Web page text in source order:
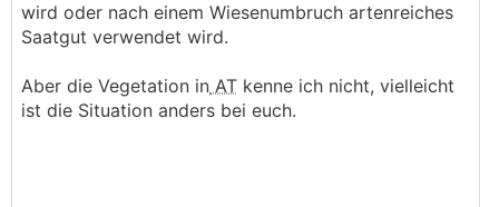
wird oder nach einem Wiesenumbruch artenreiches
Saatgut verwendet wird.
Aber die Vegetation in AT kenne ich nicht, vielleicht
ist die Situation anders bei euch.